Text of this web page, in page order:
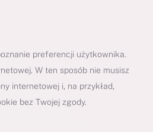
preferencji użytkownika.
W ten sposób nie musisz
internetowej i, na przykład,
bez Twojej zgody.